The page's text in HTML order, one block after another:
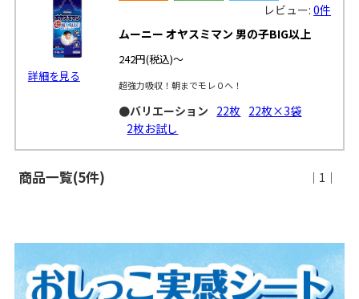
詳細を見る
レビュー:0件
ムーニー オヤスミマン 男の子BIG以上
242円(税込)～
超強力吸収！朝までモレ０へ！
●バリエーション 22枚 22枚×3袋
2枚お試し
商品一覧(5件) ｜1｜